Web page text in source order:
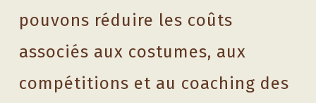
pouvons réduire les coûts
associés aux costumes, aux
compétitions et au coaching des